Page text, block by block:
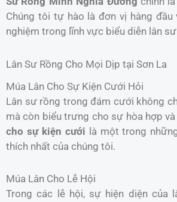
Chúng tôi tự hào là đơn vị hàng đầu
nghiệm trong lĩnh vực biểu diễn lân
Lân Sư Rồng Cho Mọi Dịp tại Sơn La
Múa Lân Cho Sự Kiện Cưới Hỏi
Lân sư rồng trong đám cưới không
mà còn biểu trưng cho sự hòa hợp và
cho sự kiện cưới là một trong
thích nhất của chúng tôi.
Múa Lân Cho Lễ Hội
Trong các lễ hội, sự hiện diện của